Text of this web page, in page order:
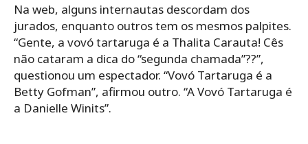
Na web, alguns internautas descordam dos
jurados, enquanto outros tem os mesmos palpites.
“Gente, a vovótartaruga é a Thalita Carauta! Cês
não cataram a dica do “segunda chamada”??”,
questionou um espectador. “Vovó Tartaruga é a
Betty Gofman”, afirmou outro. “AVovó Tartaruga é
a Danielle Winits”.